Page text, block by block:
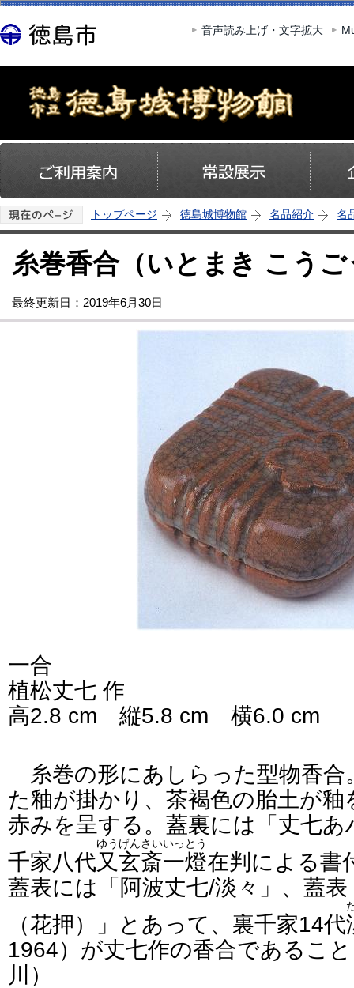
この
音声読み上げ・文字拡大
トップページ 徳島城博物館 名品紹介 名
糸巻香合（いとまき こうご
最終更新日：2019年6月30日
一合
植松丈七 作
高2.8 cm 縦5.8 cm 横6.0 cm
糸巻の形にあしらった型物香合
た釉が掛かり、茶褐色の胎土が
赤みを呈する。蓋裏には「丈七
千家八代又玄斎
ゆうげんさい
一燈
いっとう
在判による書
蓋表には「阿波丈七/淡々」、蓋
（花押）」とあって、裏千家14代
1964）が丈七作の香合であるこ
川）